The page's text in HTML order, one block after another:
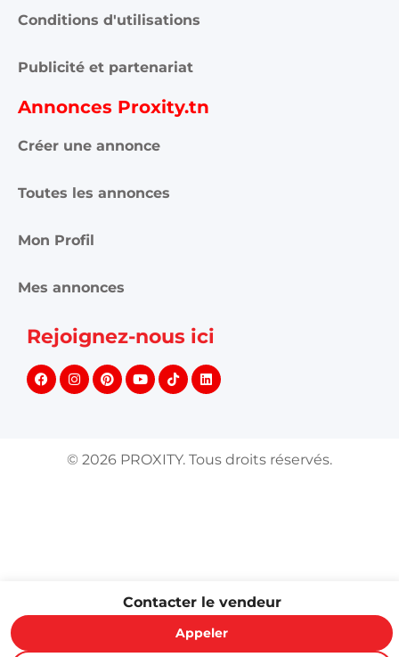
Contacter le vendeur
Appeler
Conditions d'utilisations
Publicité et partenariat
Annonces Proxity.tn
Créer une annonce
Toutes les annonces
Mon Profil
Mes annonces
Rejoignez-nous ici
© 2026 PROXITY. Tous droits réservés.